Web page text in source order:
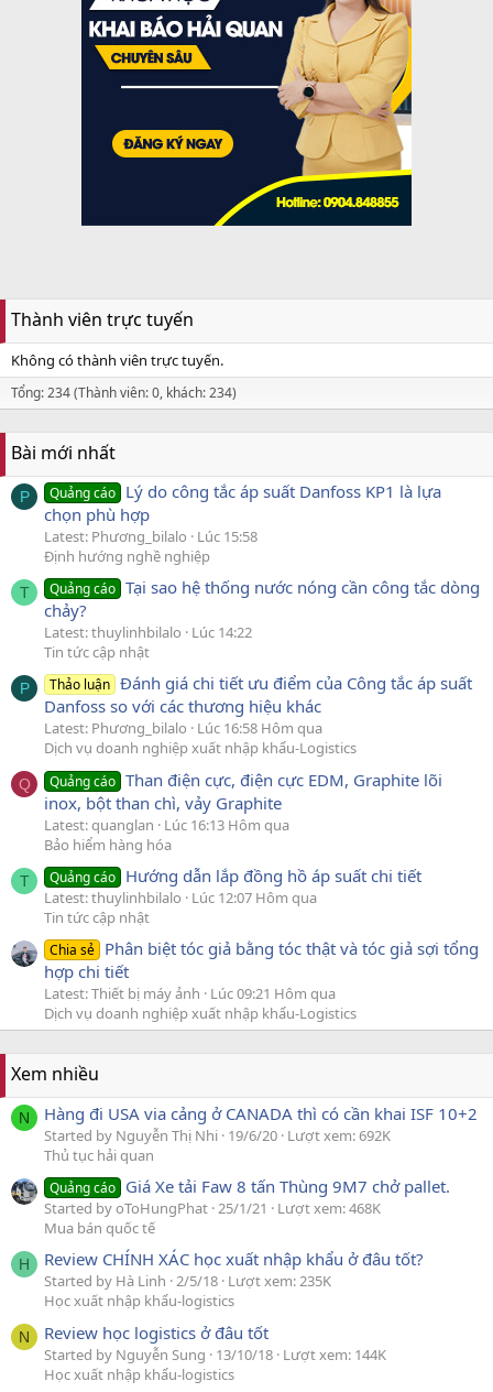
Thành viên trực tuyến
Không có thành viên trực tuyến.
Tổng: 234 (Thành viên: 0, khách: 234)
Bài mới nhất
P Quảng cáo Lý do công tắc áp suất Danfoss KP1 là lựa
chọn phù hợp
Latest: Phương_bilalo
Lúc 15:58
Định hướng nghề nghiệp
T Quảng cáo Tại sao hệ thống nước nóng cần công tắc dòng
chảy?
Latest: thuylinhbilalo
Lúc 14:22
Tin tức cập nhật
P Thảo luận Đánh giá chi tiết ưu điểm của Công tắc áp suất
Danfoss so với các thương hiệu khác
Latest: Phương_bilalo
Lúc 16:58 Hôm qua
Dịch vụ doanh nghiệp xuất nhập khẩu-Logistics
Q Quảng cáo Than điện cực, điện cực EDM, Graphite lõi
inox, bột than chì, vảy Graphite
Latest: quanglan
Lúc 16:13 Hôm qua
Bảo hiểm hàng hóa
T Quảng cáo Hướng dẫn lắp đồng hồ áp suất chi tiết
Latest: thuylinhbilalo
Lúc 12:07 Hôm qua
Tin tức cập nhật
Chia sẻ Phân biệt tóc giả bằng tóc thật và tóc giả sợi tổng
hợp chi tiết
Latest: Thiết bị máy ảnh
Lúc 09:21 Hôm qua
Dịch vụ doanh nghiệp xuất nhập khẩu-Logistics
Xem nhiều
N Hàng đi USA via cảng ở CANADA thì có cần khai ISF 10+2
Started by Nguyễn Thị Nhi 19/6/20 Lượt xem: 692K
Thủ tục hải quan
Quảng cáo Giá Xe tải Faw 8 tấn Thùng 9M7 chở pallet.
Started by oToHungPhat 25/1/21
Lượt xem: 468K
Mua bán quốc tế
H Review CHÍNH XÁC học xuất nhập khẩu ở đâu tốt?
Started by Hà Linh 2/5/18 Lượt xem: 235K
Học xuất nhập khẩu-logistics
N Review học logistics ở đâu tốt
Started by Nguyễn Sung 13/10/18 Lượt xem: 144K
Học xuất nhập khẩu-logistics